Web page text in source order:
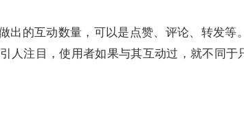
出的互动数量，可以是点赞、评论、转发等
人注目，使用者如果与其互动过，就不同于